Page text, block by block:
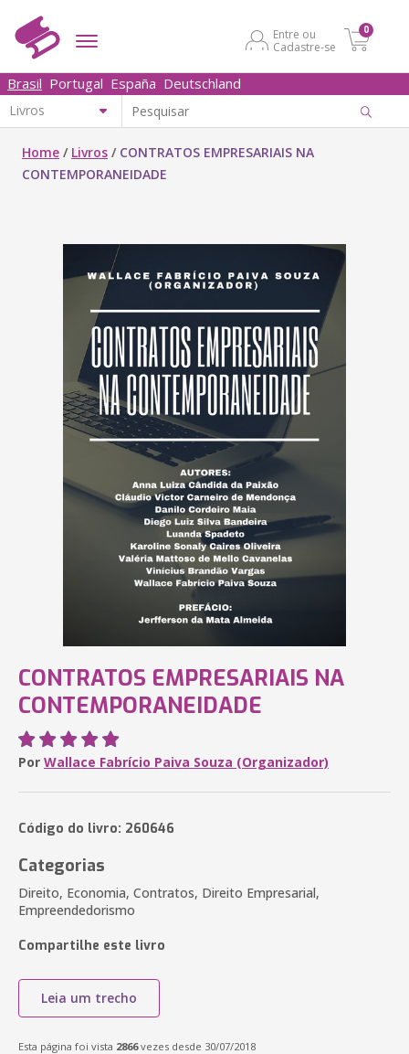
Entre ou
Cadastre-se
0
Brasil Portugal España Deutschland
Home / Livros / CONTRATOS EMPRESARIAIS NA
CONTEMPORANEIDADE
CONTRATOS EMPRESARIAIS NA
CONTEMPORANEIDADE
Por Wallace Fabrício Paiva Souza (Organizador)
Código do livro: 260646
Categorias
Direito, Economia, Contratos, Direito Empresarial,
Empreendedorismo
Compartilhe este livro
Leia um trecho
Esta página foi vista 2866vezes desde 30/07/2018